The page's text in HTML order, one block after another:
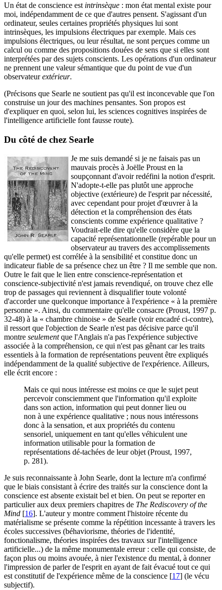
Un état de conscience est intrinsèque : mon état mental existe pour
moi, indépendamment de ce que d'autres pensent. S'agissant d'un
ordinateur, seules certaines propriétés physiques lui sont
intrinsèques, les impulsions électriques par exemple. Mais ces
impulsions électriques, ou leur résultat, ne sont perçues comme un
calcul ou comme des propositions douées de sens que si elles sont
interprétées par des sujets conscients. Les opérations d'un ordinateur
ne prennent une valeur sémantique que du point de vue d'un
observateurextérieur.
(Précisons que Searle ne soutient pas qu'il est inconcevable que l'on
construise un jour des machines pensantes. Son propos est
d'expliquer en quoi, selon lui, les sciences cognitives inspirées de
l'intelligence artificielle font fausse route).
Du côté de chez Searle
Je me suis demandé si je ne faisais pas un
mauvais procès à Joëlle Proust en la
soupçonnant d'avoir redéfini la notion d'esprit.
N'adopte-t-elle pas plutôt une approche
objective (extérieure) de l'esprit par nécessité,
avec cependant pour projet d'œuvrer à la
détection et la compréhension des états
conscients comme expérience qualitative ?
Voudrait-elle dire qu'elle considère que la
capacité représentationnelle (repérable pour un
observateur au travers des accomplissements
qu'elle permet) est corrélée à la sensibilité et constitue donc un
indicateur fiable de sa présence chez un être ? Il me semble que non.
Outre le fait que le lien entre conscience-représentation et
conscience-subjectivité n'est jamais revendiqué, on trouve chez elle
trop de passages qui reviennent à disqualifier toute volonté
d'accorder une quelconque importance à l'expérience « à la première
personne ». Ainsi, du commentaire qu'elle consacre (Proust, 1997 p.
32-48) à la « chambre chinoise » de Searle (voir encadré ci-contre),
il ressort que l'objection de Searle n'est pas décisive parce qu'il
montre seulementque l'Anglais n'a pas l'expérience subjective
associée à la compréhension, ce qui n'est pas gênant car les traits
essentiels à la formation de représentations peuvent être expliqués
indépendamment de la qualité subjective de l'expérience. Ailleurs,
elle écrit encore :
Mais ce qui nous intéresse est moins ce que le sujet peut
percevoir consciemment que l'information qu'il exploite
dans son action, information qui peut donner lieu ou
non à une expérience qualitative ; nous nous intéressons
donc à la sensation, et aux propriétés du contenu
sensoriel, uniquement en tant qu'elles véhiculent une
information utilisable pour la formation de
représentations dé-tachées de leur objet (Proust, 1997,
p. 281).
Je suis reconnaissante à John Searle, dont la lecture m'a confirmé
que le biais consistant à écrire des traités sur la conscience dont la
conscience est absente existait bel et bien. On peut se reporter en
particulier aux deux premiers chapitres de The Rediscovery of the
Mind [16]. L'auteur y montre comment l'histoire récente du
matérialisme se présente comme la répétition incessante à travers les
écoles successives (béhaviorisme, théories de l'identité,
fonctionalisme, théories inspirées des travaux sur l'intelligence
artificielle...) de la même monumentale erreur : celle qui consiste, de
façon plus ou moins avouée, à nier l'existence du mental, à donner
l'impression de parler de l'esprit en ayant de fait évacué tout ce qui
est constitutif de l'expérience même de la conscience [17] (le vécu
subjectif).